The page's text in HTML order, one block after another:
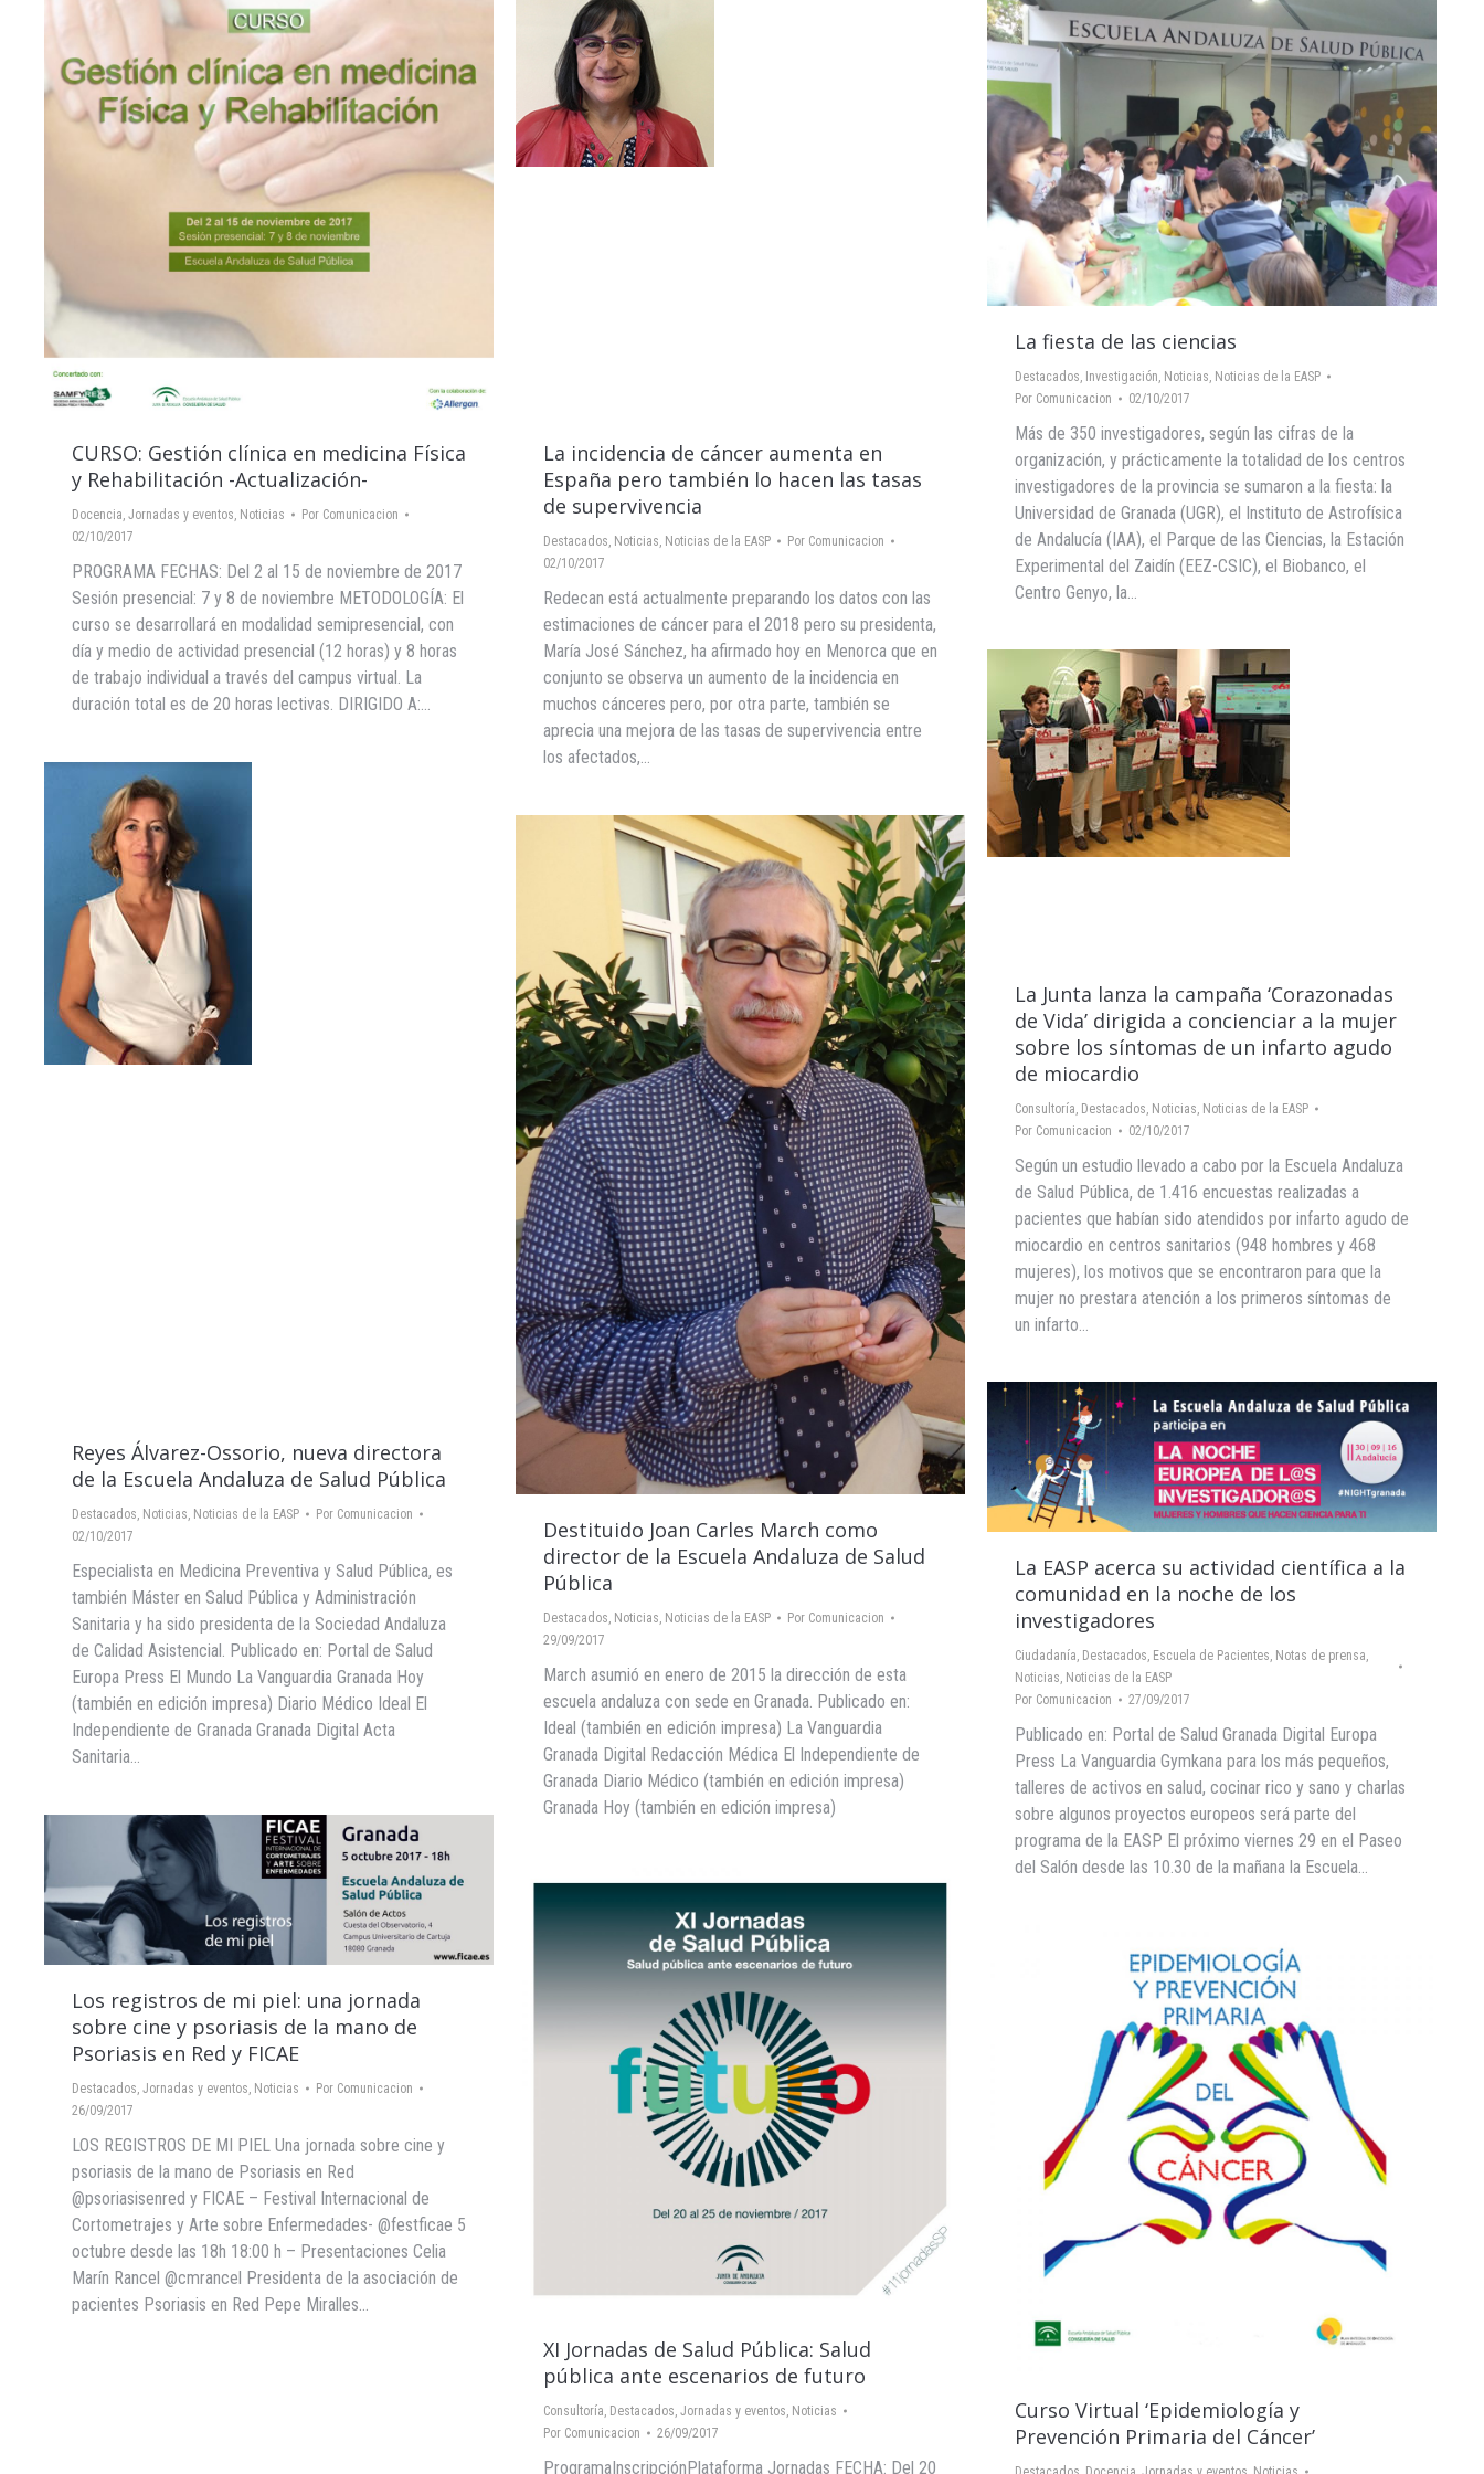
CURSO: Gestión clínica en medicina Física
y Rehabilitación -Actualización-
Docencia, Jornadas y eventos, Noticias Por Comunicacion
02/10/2017
PROGRAMA FECHAS: Del 2 al 15 de noviembre de 2017
Sesión presencial: 7 y 8 de noviembre METODOLOGÍA: El
curso se desarrollará en modalidad semipresencial, con
día y medio de actividad presencial (12 horas) y 8 horas
de trabajo individual a través del campus virtual. La
duración total es de 20 horas lectivas. DIRIGIDO A:…
La incidencia de cáncer aumenta en
España pero también lo hacen las tasas
de supervivencia
Destacados, Noticias, Noticias de la EASP Por Comunicacion
02/10/2017
Redecan está actualmente preparando los datos con las
estimaciones de cáncer para el 2018 pero su presidenta,
María José Sánchez, ha afirmado hoy en Menorca que en
conjunto se observa un aumento de la incidencia en
muchos cánceres pero, por otra parte, también se
aprecia una mejora de las tasas de supervivencia entre
los afectados,…
La fiesta de las ciencias
Destacados Investigación Noticias Noticias de la EASP
Por Comunicacion 02/10/2017
Más de 350 investigadores, según las cifras de la
organización, y prácticamente la totalidad de los centros
investigadores de la provincia se sumaron a la fiesta: la
Universidad de Granada (UGR), el Instituto de Astrofísica
de Andalucía (IAA), el Parque de las Ciencias, la Estación
Experimental del Zaidín (EEZ-CSIC), el Biobanco, el
Centro Genyo, la…
La Junta lanza la campaña ‘Corazonadas
de Vida’ dirigida a concienciar a la mujer
sobre los síntomas de un infarto agudo
de miocardio
Consultoría Destacados Noticias Noticias de la EASP
Por Comunicacion 02/10/2017
Según un estudio llevado a cabo por la Escuela Andaluza
de Salud Pública, de 1.416 encuestas realizadas a
pacientes que habían sido atendidos por infarto agudo de
miocardio en centros sanitarios (948 hombres y 468
mujeres), los motivos que se encontraron para que la
mujer no prestara atención a los primeros síntomas de
un infarto…
Reyes Álvarez-Ossorio, nueva directora
de la Escuela Andaluza de Salud Pública
Destacados, Noticias, Noticias de la EASP Por Comunicacion
02/10/2017
Especialista en Medicina Preventiva y Salud Pública, es
también Máster en Salud Pública y Administración
Sanitaria y ha sido presidenta de la Sociedad Andaluza
de Calidad Asistencial. Publicado en: Portal de Salud
Europa Press El Mundo La Vanguardia Granada Hoy
(también en edición impresa) Diario Médico Ideal El
Independiente de Granada Granada Digital Acta
Sanitaria…
Destituido Joan Carles March como
director de la Escuela Andaluza de Salud
Pública
Destacados, Noticias, Noticias de la EASP Por Comunicacion
29/09/2017
March asumió en enero de 2015 la dirección de esta
escuela andaluza con sede en Granada. Publicado en:
Ideal (también en edición impresa) La Vanguardia
Granada Digital Redacción Médica El Independiente de
Granada Diario Médico (también en edición impresa)
Granada Hoy (también en edición impresa)
La EASP acerca su actividad científica a la
comunidad en la noche de los
investigadores
Ciudadanía, Destacados, Escuela de Pacientes, Notas de prensa,
Noticias, Noticias de la EASP
Por Comunicacion 27/09/2017
Publicado en: Portal de Salud Granada Digital Europa
Press La Vanguardia Gymkana para los más pequeños,
talleres de activos en salud, cocinar rico y sano y charlas
sobre algunos proyectos europeos será parte del
programa de la EASP El próximo viernes 29 en el Paseo
del Salón desde las 10.30 de la mañana la Escuela…
Los registros de mi piel: una jornada
sobre cine y psoriasis de la mano de
Psoriasis en Red y FICAE
Destacados, Jornadas y eventos, Noticias Por Comunicacion
26/09/2017
LOS REGISTROS DE MI PIEL Una jornada sobre cine y
psoriasis de la mano de​ Psoriasis en Red
@psoriasisenred y FICAE – Festival Internacional de
Cortometrajes y Arte sobre Enfermedades- @festficae 5
octubre desde las 18h 18:00 h – Presentaciones Celia
Marín Rancel @cmrancel Presidenta de la asociación de
pacientes Psoriasis en Red Pepe Miralles…
XI Jornadas de Salud Pública: Salud
pública ante escenarios de futuro
Consultoría, Destacados, Jornadas y eventos, Noticias
Por Comunicacion 26/09/2017
ProgramaInscripciónPlataforma Jornadas FECHA: Del 20
Curso Virtual ‘Epidemiología y
Prevención Primaria del Cáncer’